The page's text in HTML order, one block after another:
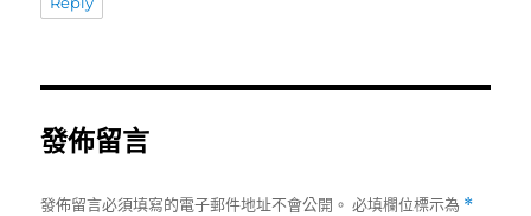
發佈留言
發佈留言必須填寫的電子郵件地址不會公開。 必填欄位標示為 *